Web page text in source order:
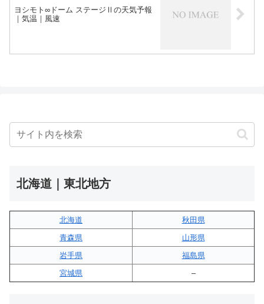
ヨシモト∞ドーム ステージⅡの天気予報
｜気温｜風速
北海道｜東北地方
北海道
秋田県
青森県
山形県
岩手県
福島県
宮城県
–